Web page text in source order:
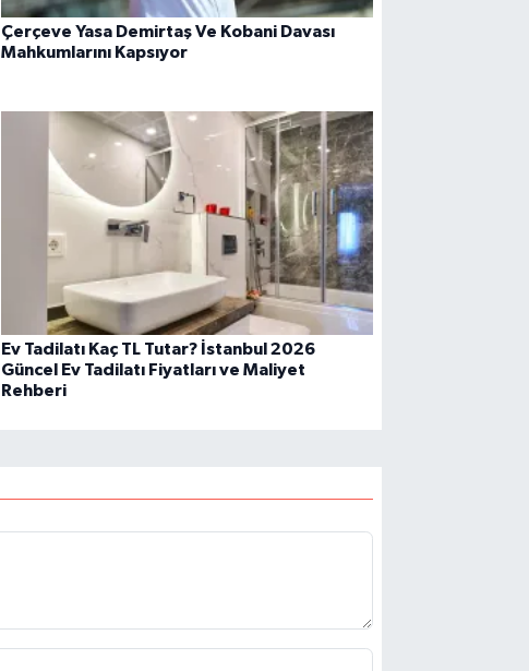
Çerçeve Yasa Demirtaş Ve Kobani Davası
Mahkumlarını Kapsıyor
Ev Tadilatı Kaç TL Tutar? İstanbul 2026
Güncel Ev Tadilatı Fiyatları ve Maliyet
Rehberi